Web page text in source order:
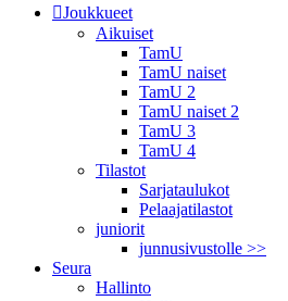
Joukkueet
Aikuiset
TamU
TamU naiset
TamU 2
TamU naiset 2
TamU 3
TamU 4
Tilastot
Sarjataulukot
Pelaajatilastot
juniorit
junnusivustolle >>
Seura
Hallinto